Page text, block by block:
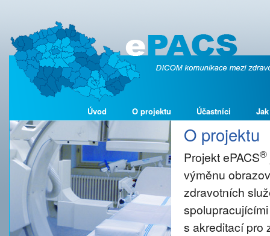
Úvod O projektu Účastníci
O projektu
Projekt ePACS®
výměnu
zdravotních
s akreditací pro